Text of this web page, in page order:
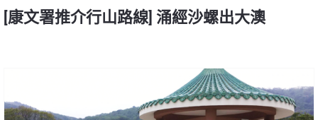
[康文署推介行山路線] 涌經沙螺出大澳